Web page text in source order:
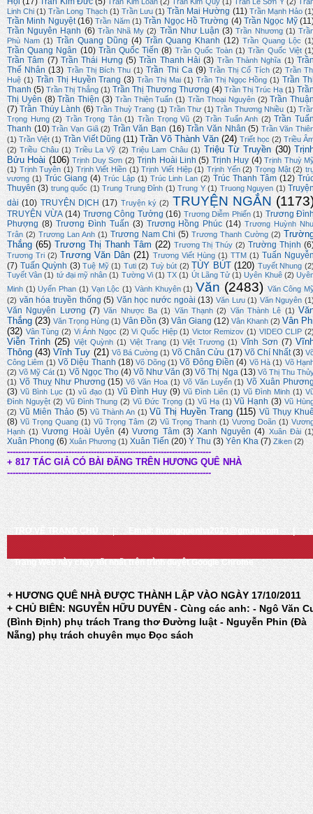
Trần Kim Loan (2) Trần Kim Quy (1) Trần Lê Sơn Ý (2)
Linh Chi (1) Trần Long Thạch (1) Trần Lưu (1) Trần Mai Hường (11) Trần Mạnh Hảo
Trần Minh Nguyệt (16) Trần Năm (1) Trần Ngọc Hồ Trường (4) Trần Ngọc Mỹ
Trần Nguyên Hạnh (6) Trần Nhã My (2) Trần Như Luận (3) Trần Nhương (1)
Phù Nam (1) Trần Quang Dũng (4) Trần Quang Khanh (12) Trần Quang Lộc
Trần Quang Ngân (10) Trần Quốc Tiến (8) Trần Quốc Toàn (1) Trần Quốc Việt
Trần Tâm (7) Trần Thái Hưng (5) Trần Thanh Hải (3) Trần Thành Nghĩa (1)
Thế Nhân (13) Trần Thị Bích Thu (1) Trần Thi Ca (9) Trần Thị Cổ Tích (2) Trần
Huệ (1) Trần Thị Huyền Trang (3) Trần Thị Mai (1) Trần Thị Ngọc Hồng (1) Trần
Thanh (5) Trần Thị Thắng (1) Trần Thị Thương Thương (4) Trần Thị Trúc Hạ (1)
Thị Uyên (8) Trần Thiện (3) Trần Thiện Tuấn (1) Trần Thoại Nguyên (2) Trần
(7) Trần Thúy Lành (6) Trần Thuỳ Trang (1) Trần Thư (1) Trần Thương Nhiều (1)
Trọng Hưng (2) Trần Trọng Tân (1) Trần Trọng Vũ (2) Trần Tuấn Anh (2) Trần
Thanh (10) Trần Vạn Giã (2) Trần Văn Bạn (16) Trần Văn Nhân (5) Trần Văn
(1) Trần Việt (1) Trần Viết Dũng (11) Trần Võ Thành Văn (24) Triết học (2) Triều
(2) Triều Châu (1) Triều La Vỹ (2) Triệu Lam Châu (1) Triệu Từ Truyền (30)
Bửu Hoài (106) Trịnh Duy Sơn (2) Trịnh Hoài Linh (5) Trịnh Huy (4) Trịnh Thuỳ
(1) Trịnh Tuyên (1) Trịnh Viết Hiền (1) Trịnh Viết Hiệp (1) Trịnh Yến (2) Trọng Mật (2)
vương (1) Trúc Giang (4) Trúc Lập (1) Trúc Linh Lan (2) Trúc Thanh Tâm (12)
Thuyên (3) trung quốc (1) Trung Trung Đỉnh (1) Trung Y (1) Truong Nguyen (1)
dài (10) TRUYỆN DỊCH (17) Truyện ký (2) TRUYỆN NGẮN
TRUYỆN VỪA (14) Trương Công Tưởng (16) Trương Diễm Phiến (1) Trương
Phượng (8) Trương Đình Tuấn (3) Trương Hồng Phúc (14) Trương Huỳnh
Trân (2) Trương Lan Anh (1) Trương Nam Chi (5) Trương Thanh Cường (2)
Thắng (65) Trương Thị Thanh Tâm (22) Trương Thị Thúy (2) Trường Thịnh
Trương Tri (2) Trương Văn Dân (21) Trương Viết Hùng (1) TTM (1) Tuấn
(7) Tuấn Quỳnh (3) Tuệ Mỹ (1) Tuti (2) Tuỳ bút (2) TÙY BÚT (120) Tuyết Nhung
Tuyết Vân (1) tứ đại mỹ nhân (1) Tường Vi (1) TX (1) Út Lãng Tử (1) Uyên Khuê (2)
Minh (1) Uyển Phan (1) Vạn Lộc (1) Vành Khuyên (1) Văn (2483) Văn Công
(2) văn hóa truyền thống (5) Văn học nước ngoài (13) Văn Lưu (1) Văn Nguyên
Văn Nguyên Lương (7) Văn Nhược Ba (1) Văn Thạnh (2) Văn Thành Lê (1)
Thắng (23) Văn Trọng Hùng (1) Vân Đồn (3) Vân Giang (12) Vân Khanh (2) Vân
(32) Vân Tùng (2) Vi Ánh Ngọc (2) Vi Quốc Hiệp (1) Victor Remizov (1) VIDEO CLIP
Viễn Trình (25) Việt Quỳnh (1) Việt Trang (1) Việt Trương (1) Vĩnh Sơn (7)
Thông (43) Vĩnh Tuy (21) Võ Bá Cường (1) Võ Chân Cửu (17) Võ Chí Nhất (3)
Công Liêm (1) Võ Diệu Thanh (18) Võ Dõng (1) Võ Đông Điền (4) Võ Hà (1) Võ
(2) Võ Mỹ Cát (1) Võ Ngọc Thọ (4) Võ Như Văn (3) Võ Thị Nga (13) Võ Thị Thu
(1) Võ Thuỵ Như Phương (15) Võ Văn Hoa (1) Võ Văn Luyến (1) Võ Xuân
(3) Vũ Bình Lục (1) vũ đạo (1) Vũ Đình Huy (9) Vũ Đình Liên (1) Vũ Đình Minh (1)
Đình Nguyệt (2) Vũ Đình Thung (2) Vũ Đức Trọng (1) Vũ Hạ (1) Vũ Hạnh (3) Vũ
(2) Vũ Miên Thảo (5) Vũ Thành An (1) Vũ Thị Huyền Trang (115) Vũ Thụy
(8) Vũ Trọng Quang (1) Vũ Trọng Tâm (2) Vũ Trọng Thanh (1) Vương Doãn (1)
Hạnh (1) Vương Hoài Uyên (4) Vương Tâm (3) Xanh Nguyên (4) Xuân Đài
Xuân Phong (6) Xuân Phương (1) Xuân Tiến (20) Ý Thu (3) Yên Kha (7) Ziken (2)
-------------------------------------------------------------------------
+ 817 TÁC GIẢ CÓ BÀI ĐĂNG TRÊN HƯƠNG QUÊ NHÀ
-------------------------------------------------------------------------
TRỞ VỀ TRANG CHỦ Email: huongquenha2023@gmail.com
Trang Web này chạy tốt nhất trên trình duyệt Google Chrome
+ HƯƠNG QUÊ NHÀ ĐƯỢC THÀNH LẬP VÀO NGÀY 17/10/2011
+ CHỦ BIÊN: NGUYỄN HỮU DUYÊN - Cùng các anh: - Ngô Văn
(Bình Định) phụ trách Trang thơ Đường luật - Nguyễn Phin (Đà
Nẵng) phụ trách chuyên mục Đọc sách